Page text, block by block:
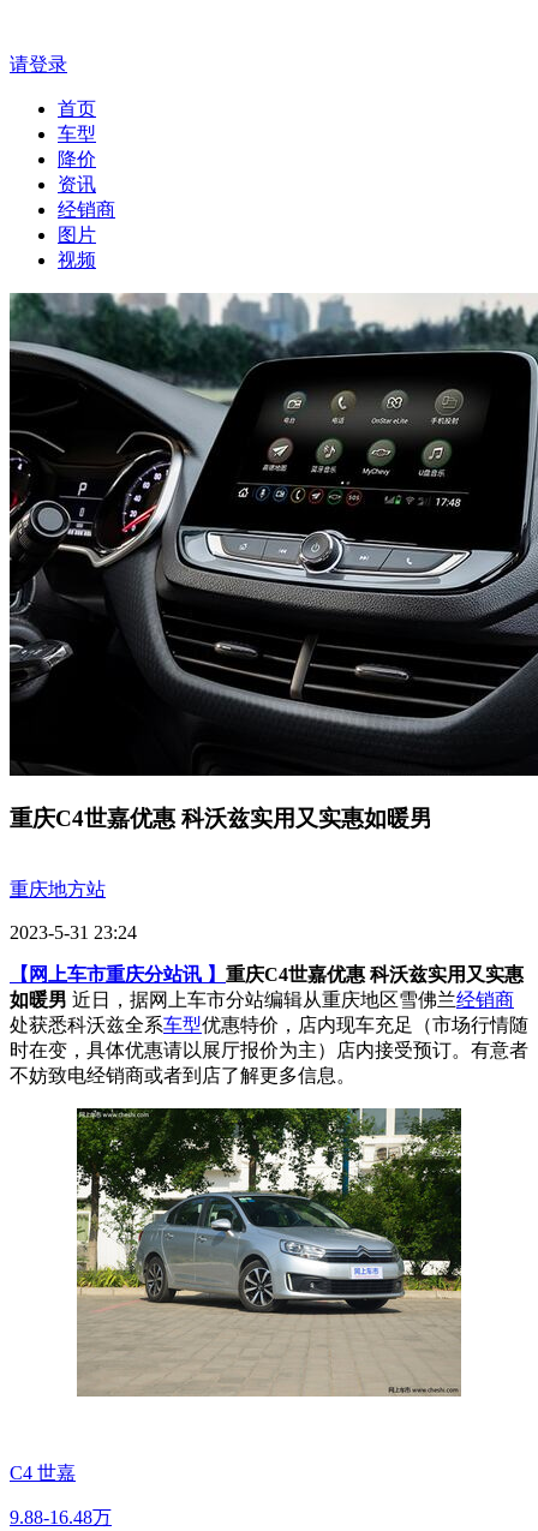
请登录
首页
车型
降价
资讯
经销商
图片
视频
重庆C4世嘉优惠 科沃兹实用又实惠如暖男
重庆地方站
2023-5-31 23:24
【网上车市重庆分站讯 】 重庆C4世嘉优惠 科沃兹实用又实惠
如暖男 近日，据网上车市分站编辑从重庆地区雪佛兰经销商
处获悉科沃兹全系车型优惠特价，店内现车充足（市场行情随
时在变，具体优惠请以展厅报价为主）店内接受预订。有意者
不妨致电经销商或者到店了解更多信息。
C4 世嘉
9.88-16.48万